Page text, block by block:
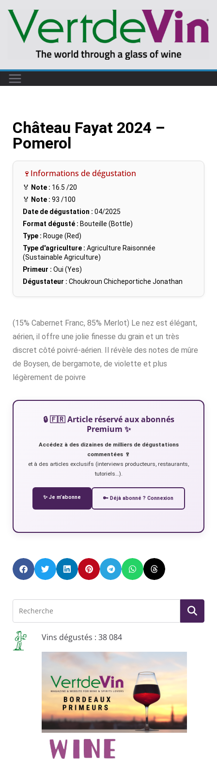
Château Fayat 2024 –
Pomerol
🍷Informations de dégustation
🏅 Note : 16.5 /20
🏅 Note : 93 /100
Date de dégustation : 04/2025
Format dégusté : Bouteille (Bottle)
Type : Rouge (Red)
Type d'agriculture : Agriculture Raisonnée
(Sustainable Agriculture)
Primeur : Oui (Yes)
Dégustateur : Choukroun Chicheportiche Jonathan
(15% Cabernet Franc, 85% Merlot) Le nez est élégant,
aérien, il offre une jolie finesse du grain et un très
discret côté poivré-aérien. Il révèle des notes de mûre
de Boysen, de bergamote, de violette et plus
légèrement de poivre
🔒 🇫🇷 Article réservé aux abonnés
Premium ✨
Accédez à des dizaines de milliers de dégustations
commentées 🍷
et à des articles exclusifs (interviews producteurs, restaurants,
tutoriels…).
✨ Je m’abonne 🔑 Déjà abonné ? Connexion
Vins dégustés : 38 084